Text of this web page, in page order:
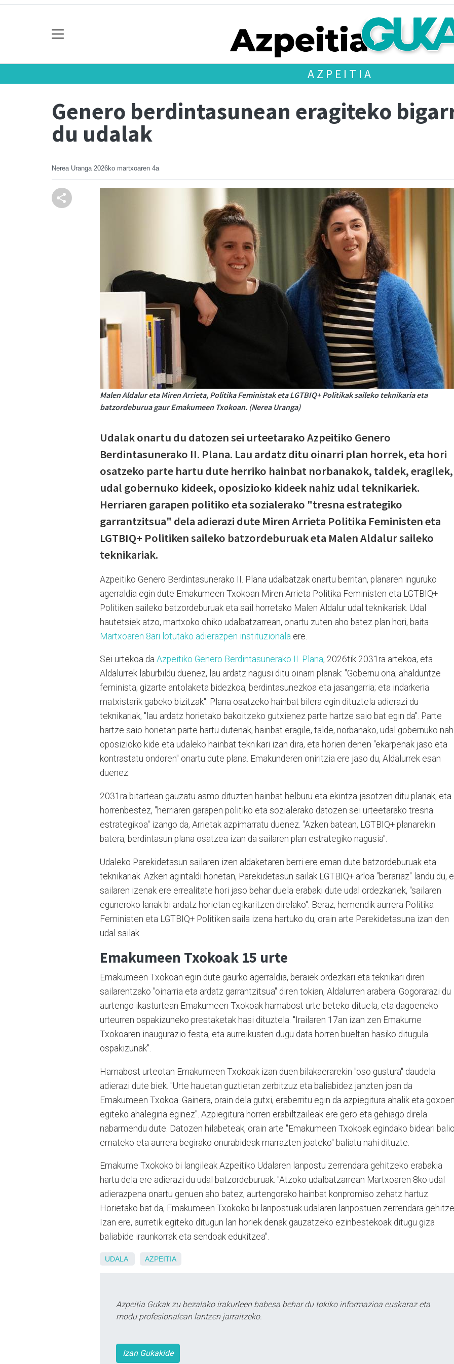
AZPEITIA
Genero berdintasunean eragiteko
du udalak
Nerea Uranga 2026ko martxoaren 4a
Malen Aldalur eta Miren Arrieta, Politika Feministak eta LGTBIQ+ Politikak saileko teknikaria eta
batzordeburua gaur Emakumeen Txokoan. (Nerea Uranga)
Udalak onartu du datozen sei urteetarako Azpeitiko Genero
Berdintasunerako II. Plana. Lau ardatz ditu oinarri plan horrek, eta hori
osatzeko parte hartu dute herriko hainbat norbanakok, taldek, eragilek,
udal gobernuko kideek, oposizioko kideek nahiz udal teknikariek.
Herriaren garapen politiko eta sozialerako "tresna estrategiko
garrantzitsua" dela adierazi dute Miren Arrieta Politika Feministen eta
LGTBIQ+ Politiken saileko batzordeburuak eta Malen Aldalur saileko
teknikariak.
Azpeitiko Genero Berdintasunerako II. Plana udalbatzak onartu berritan, planaren inguruko
agerraldia egin dute Emakumeen Txokoan Miren Arrieta Politika Feministen eta LGTBIQ+
Politiken saileko batzordeburuak eta sail horretako Malen Aldalur udal teknikariak. Udal
hautetsiek atzo, martxoko ohiko udalbatzarrean, onartu zuten aho batez plan hori, baita
Martxoaren 8ari lotutako adierazpen instituzionala ere.
Sei urtekoa da Azpeitiko Genero Berdintasunerako II. Plana, 2026tik 2031ra artekoa, eta
Aldalurrek laburbildu duenez, lau ardatz nagusi ditu oinarri planak: "Gobernu ona; ahalduntze
feminista; gizarte antolaketa bidezkoa, berdintasunezkoa eta jasangarria; eta indarkeria
matxistarik gabeko bizitzak". Plana osatzeko hainbat bilera egin dituztela adierazi du
teknikariak, "lau ardatz horietako bakoitzeko gutxienez parte hartze saio bat egin da". Parte
hartze saio horietan parte hartu dutenak, hainbat eragile, talde, norbanako, udal gobernuko
oposizioko kide eta udaleko hainbat teknikari izan dira, eta horien denen "ekarpenak jaso eta
kontrastatu ondoren" onartu dute plana. Emakunderen oniritzia ere jaso du, Aldalurrek esan
duenez.
2031ra bitartean gauzatu asmo dituzten hainbat helburu eta ekintza jasotzen ditu planak, eta
horrenbestez, "herriaren garapen politiko eta sozialerako datozen sei urteetarako tresna
estrategikoa" izango da, Arrietak azpimarratu duenez. "Azken batean, LGTBIQ+ planarekin
batera, berdintasun plana osatzea izan da sailaren plan estrategiko nagusia".
Udaleko Parekidetasun sailaren izen aldaketaren berri ere eman dute batzordeburuak eta
teknikariak. Azken agintaldi honetan, Parekidetasun sailak LGTBIQ+ arloa "berariaz" landu du,
sailaren izenak ere errealitate hori jaso behar duela erabaki dute udal ordezkariek, "sailaren
eguneroko lanak bi ardatz horietan egikaritzen direlako". Beraz, hemendik aurrera Politika
Feministen eta LGTBIQ+ Politiken saila izena hartuko du, orain arte Parekidetasuna izan den
udal sailak.
Emakumeen Txokoak 15 urte
Emakumeen Txokoan egin dute gaurko agerraldia, beraiek ordezkari eta teknikari diren
sailarentzako "oinarria eta ardatz garrantzitsua" diren tokian, Aldalurren arabera. Gogorarazi du
aurtengo ikasturtean Emakumeen Txokoak hamabost urte beteko dituela, eta dagoeneko
urteurren ospakizuneko prestaketak hasi dituztela. "Irailaren 17an izan zen Emakume
Txokoaren inaugurazio festa, eta aurreikusten dugu data horren bueltan hasiko ditugula
ospakizunak".
Hamabost urteotan Emakumeen Txokoak izan duen bilakaerarekin "oso gustura" daudela
adierazi dute biek. "Urte hauetan guztietan zerbitzuz eta baliabidez janzten joan da
Emakumeen Txokoa. Gainera, orain dela gutxi, eraberritu egin da azpiegitura ahalik eta
egiteko ahalegina eginez". Azpiegitura horren erabiltzaileak ere gero eta gehiago direla
nabarmendu dute. Datozen hilabeteak, orain arte "Emakumeen Txokoak egindako bideari
emateko eta aurrera begirako onurabideak marrazten joateko" baliatu nahi dituzte.
Emakume Txokoko bi langileak Azpeitiko Udalaren lanpostu zerrendara gehitzeko erabakia
hartu dela ere adierazi du udal batzordeburuak. "Atzoko udalbatzarrean Martxoaren 8ko udal
adierazpena onartu genuen aho batez, aurtengorako hainbat konpromiso zehatz hartuz.
Horietako bat da, Emakumeen Txokoko bi lanpostuak udalaren lanpostuen zerrendara
Izan ere, aurretik egiteko ditugun lan horiek denak gauzatzeko ezinbestekoak ditugu giza
baliabide iraunkorrak eta sendoak edukitzea".
UDALA AZPEITIA
Azpeitia Gukak zu bezalako irakurleen babesa behar du tokiko informazioa euskaraz eta
modu profesionalean lantzen jarraitzeko.
Izan Gukakide